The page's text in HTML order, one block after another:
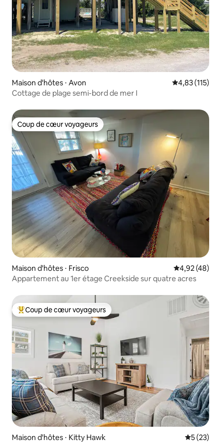
Maison d'hôtes ⋅ Avon Évaluation
4,83 (115)
Cottage de plage semi-bord de mer I
Coup de cœur voyageurs
Coup de cœur voyageurs
Maison d'hôtes ⋅ Frisco Évaluation
4,92 (48)
Appartement au 1er étage Creekside sur quatre acres
Coups de cœur voyageurs les plus appréciés
Coup de cœur voyageurs
Maison d'hôtes ⋅ Kitty Hawk
5 (23)